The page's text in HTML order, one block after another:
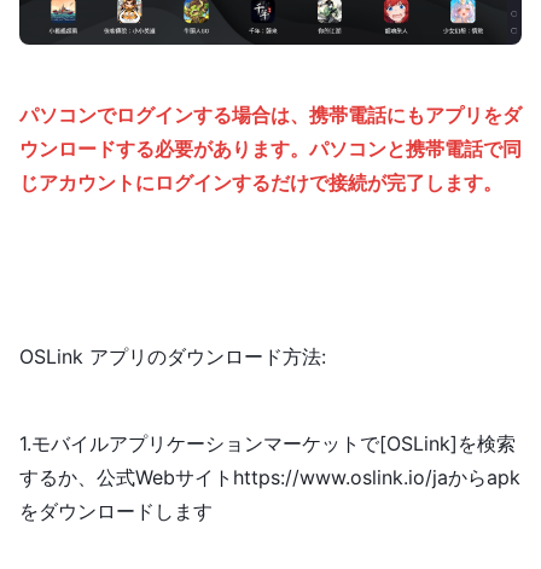
パソコンでログインする場合は、携帯電話にもアプリをダ
ウンロードする必要があります。パソコンと携帯電話で同
じアカウントにログインするだけで接続が完了します。
OSLink アプリのダウンロード方法:
1.モバイルアプリケーションマーケットで[OSLink]を検索
するか、公式Webサイトhttps://www.oslink.io/jaからapk
をダウンロードします